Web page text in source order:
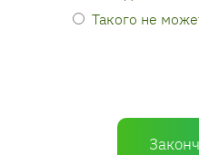
Такого не